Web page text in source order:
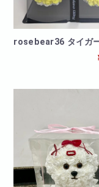
rosebear36 タイガ